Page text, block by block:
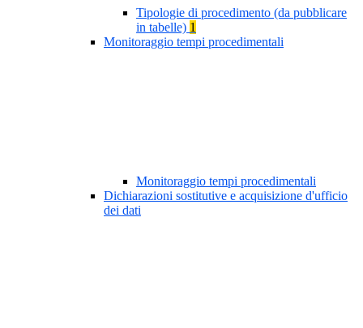
Tipologie di procedimento (da pubblicare
in tabelle) 1
Monitoraggio tempi procedimentali
Monitoraggio tempi procedimentali
Dichiarazioni sostitutive e acquisizione d'ufficio
dei dati